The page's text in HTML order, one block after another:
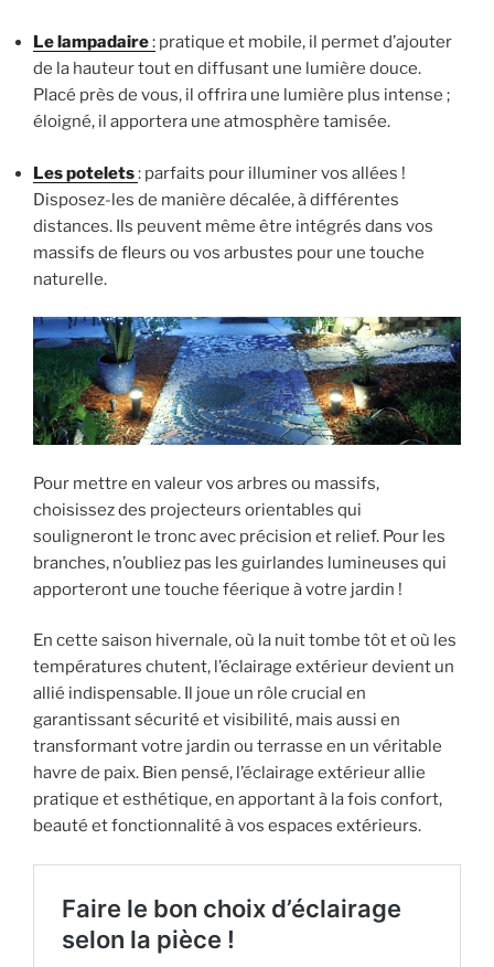
Le lampadaire: pratique et mobile, il permet d’ajouter
de la hauteur tout en diffusant une lumière douce.
Placé près de vous, il offrira une lumière plus intense ;
éloigné, il apportera une atmosphère tamisée.
Les potelets: parfaits pour illuminer vos allées !
Disposez-les de manière décalée, à différentes
distances. Ils peuvent même être intégrés dans vos
massifs de fleurs ou vos arbustes pour une touche
naturelle.
Pour mettre en valeur vos arbres ou massifs,
choisissez des projecteurs orientables qui
souligneront le tronc avec précision et relief. Pour les
branches, n’oubliez pas les guirlandes lumineuses qui
apporteront une touche féerique à votre jardin !
En cette saison hivernale, où la nuit tombe tôt et où les
températures chutent, l’éclairage extérieur devient un
allié indispensable. Il joue un rôle crucial en
garantissant sécurité et visibilité, mais aussi en
transformant votre jardin ou terrasse en un véritable
havre de paix. Bien pensé, l’éclairage extérieur allie
pratique et esthétique, en apportant à la fois confort,
beauté et fonctionnalité à vos espaces extérieurs.